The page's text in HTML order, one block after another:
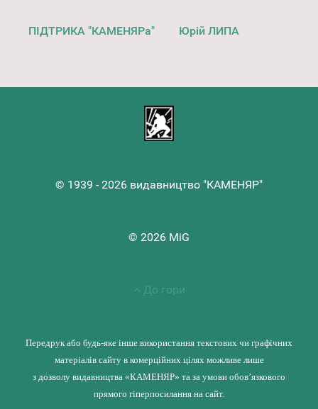
ПІДТРИКА "КАМЕНЯРа" Юрій ЛИПА
© 1939 - 2026 видавництво "КАМЕНЯР"
© 2026 MiG
До гори
Передрук або будь-яке інше використання текстових чи графічних
матеріалів сайту в комерційних цілях можливе лише
з дозволу видавництва «КАМЕНЯР» та за умови обов’язкового
прямого гіперпосилання на сайт.